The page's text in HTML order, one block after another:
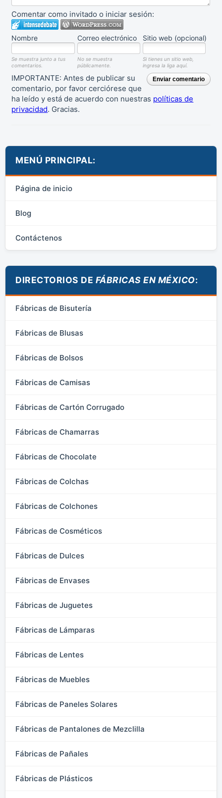
Comentar como invitado o iniciar sesión:
Nombre Correo electrónico Sitio web (opcional)
Se muestra junto a tus
comentarios.
No se muestra
públicamente.
Si tienes un sitio web,
ingresa la liga aquí.
Enviar comentario
IMPORTANTE: Antes de publicar su
comentario, por favor cerciórese que
ha leído y está de acuerdo con nuestras políticas de
privacidad. Gracias.
MENÚ PRINCIPAL:
Página de inicio
Blog
Contáctenos
DIRECTORIOS DE FÁBRICAS EN MÉXICO:
Fábricas de Bisutería
Fábricas de Blusas
Fábricas de Bolsos
Fábricas de Camisas
Fábricas de Cartón Corrugado
Fábricas de Chamarras
Fábricas de Chocolate
Fábricas de Colchas
Fábricas de Colchones
Fábricas de Cosméticos
Fábricas de Dulces
Fábricas de Envases
Fábricas de Juguetes
Fábricas de Lámparas
Fábricas de Lentes
Fábricas de Muebles
Fábricas de Paneles Solares
Fábricas de Pantalones de Mezclilla
Fábricas de Pañales
Fábricas de Plásticos